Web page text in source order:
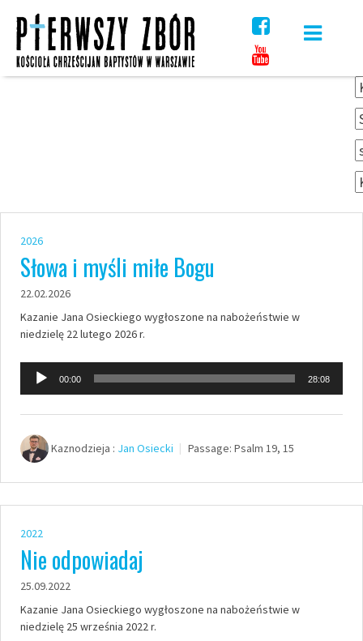
content
2026
Słowa i myśli miłe Bogu
22.02.2026
Kazanie Jana Osieckiego wygłoszone na nabożeństwie w
niedzielę 22 lutego 2026 r.
Odtwarzacz
plików
dźwiękowych
00:00 28:08
Kaznodzieja : Jan Osiecki Passage: Psalm 19, 15
2022
Nie odpowiadaj
25.09.2022
Kazanie Jana Osieckiego wygłoszone na nabożeństwie w
niedzielę 25 września 2022 r.